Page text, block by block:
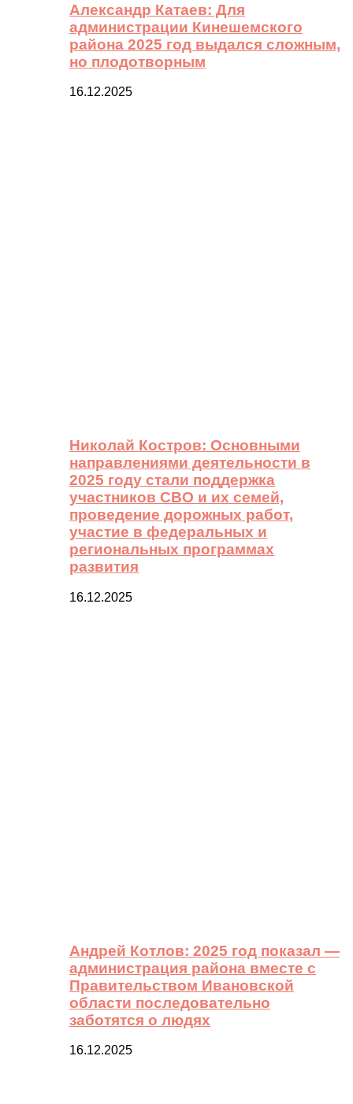
Александр Катаев: Для
администрации Кинешемского
района 2025 год выдался сложным,
но плодотворным
16.12.2025
Николай Костров: Основными
направлениями деятельности в
2025 году стали поддержка
участников СВО и их семей,
проведение дорожных работ,
участие в федеральных и
региональных программах
развития
16.12.2025
Андрей Котлов: 2025 год показал —
администрация района вместе с
Правительством Ивановской
области последовательно
заботятся о людях
16.12.2025